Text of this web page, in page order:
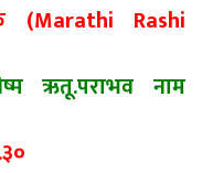
(Marathi Rashi
ऋतू.पराभव नाम